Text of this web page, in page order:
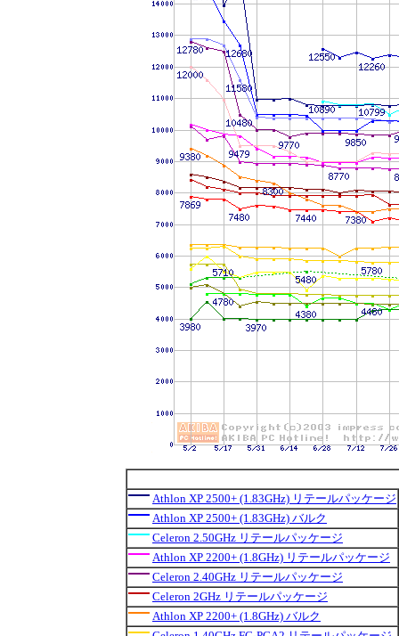
Athlon XP 2500+ (1.83GHz) リテールパッケージ
Athlon XP 2500+ (1.83GHz) バルク
Celeron 2.50GHz リテールパッケージ
Athlon XP 2200+ (1.8GHz) リテールパッケージ
Celeron 2.40GHz リテールパッケージ
Celeron 2GHz リテールパッケージ
Athlon XP 2200+ (1.8GHz) バルク